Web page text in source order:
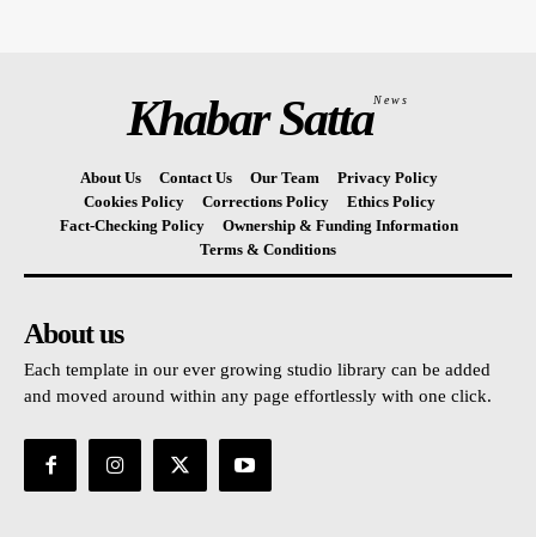
Khabar SattaNews
About Us Contact Us Our Team
Privacy Policy
Cookies Policy
Corrections Policy
Ethics Policy
Fact-Checking Policy
Ownership & Funding Information
Terms & Conditions
About us
Each template in our ever growing studio library can be added
and moved around within any page effortlessly with one click.